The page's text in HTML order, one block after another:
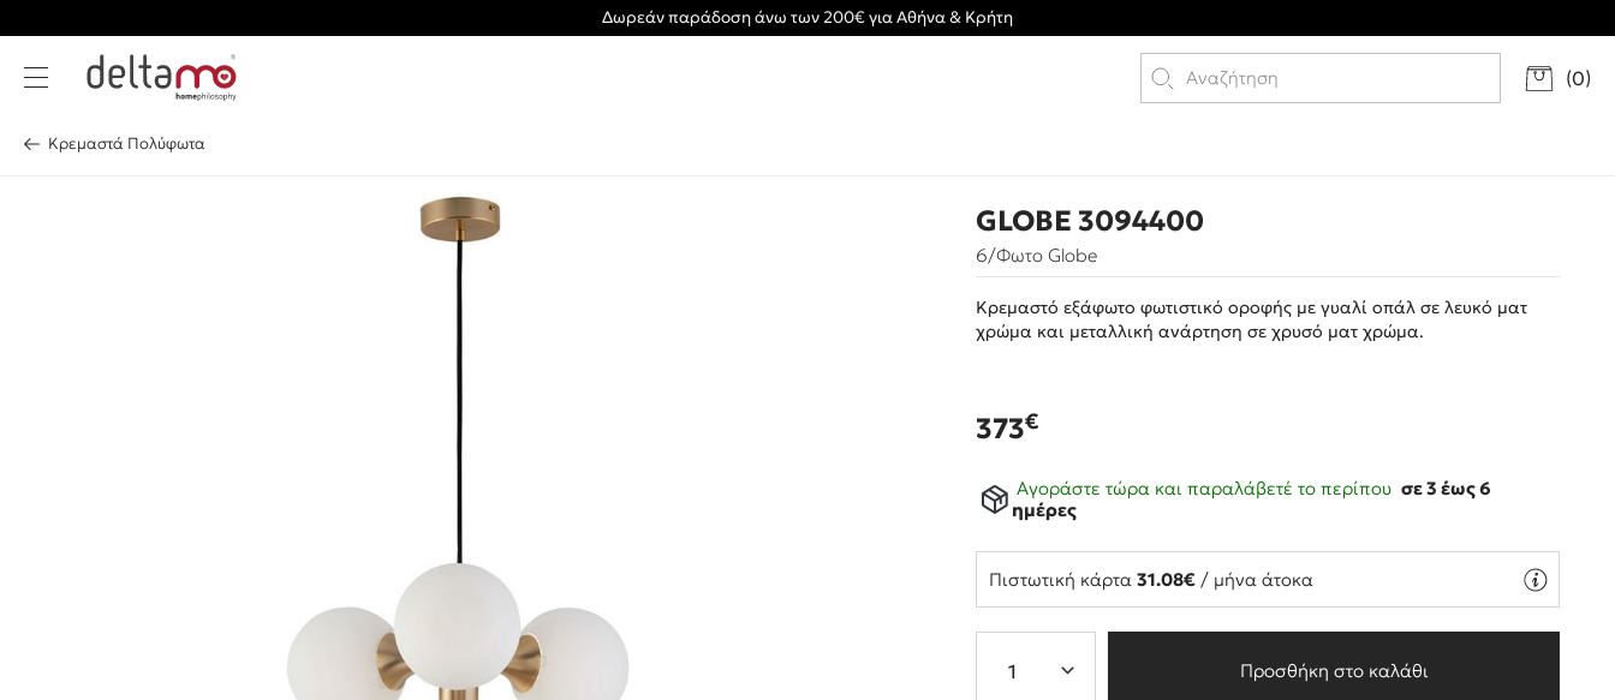
Δωρεάν παράδοση άνω των 200€ για Αθήνα & Κρήτη
(0)
Κρεμαστά Πολύφωτα
GLOBE 3094400
6/Φωτο Glοbe
Κρεμαστό εξάφωτο φωτιστικό οροφής με γυαλί οπάλ σε λευκό ματ
χρώμα και μεταλλική ανάρτηση σε χρυσό ματ χρώμα.
373€
Αγοράστε τώρα και παραλάβετέ το περίπου σε 3 έως 6
ημέρες
Πιστωτική κάρτα31.08€ / μήνα άτοκα
Προσθήκη στο καλάθι